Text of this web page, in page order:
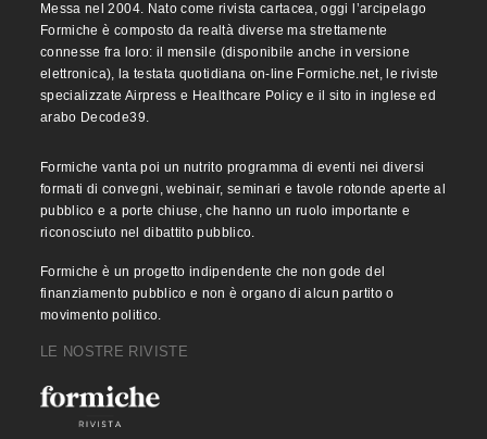
Messa nel 2004. Nato come rivista cartacea, oggi l’arcipelago
Formiche è composto da realtà diverse ma strettamente
connesse fra loro: il mensile (disponibile anche in versione
elettronica), la testata quotidiana on-line Formiche.net, le riviste
specializzate Airpress e Healthcare Policy e il sito in inglese ed
arabo Decode39.
Formiche vanta poi un nutrito programma di eventi nei diversi
formati di convegni, webinair, seminari e tavole rotonde aperte al
pubblico e a porte chiuse, che hanno un ruolo importante e
riconosciuto nel dibattito pubblico.
Formiche è un progetto indipendente che non gode del
finanziamento pubblico e non è organo di alcun partito o
movimento politico.
LE NOSTRE RIVISTE